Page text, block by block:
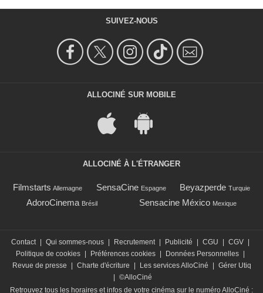
SUIVEZ-NOUS
ALLOCINÉ SUR MOBILE
ALLOCINÉ À L'ÉTRANGER
Filmstarts Allemagne SensaCine Espagne Beyazperde Turquie
AdoroCinema Brésil Sensacine México Mexique
Contact | Qui sommes-nous | Recrutement | Publicité | CGU | CGV |
Politique de cookies | Préférences cookies | Données Personnelles |
Revue de presse
| Charte d'écriture | Les services AlloCiné | Gérer Utiq
| ©AlloCiné
Retrouvez tous les horaires et infos de votre cinéma sur le numéro AlloCiné :